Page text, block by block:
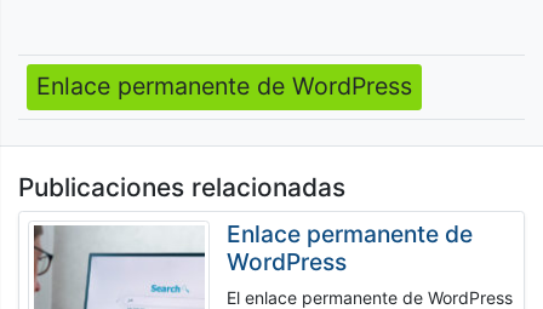
Navegación
de
entradas
Enlace permanente de WordPress
Publicaciones relacionadas
Enlace permanente de
WordPress
El enlace permanente de WordPress